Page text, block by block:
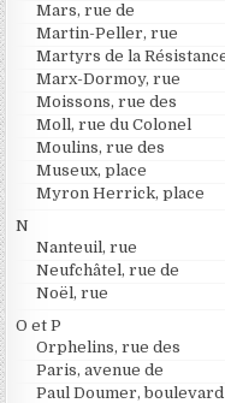
Mars, rue de
Martin-Peller, rue
Martyrs de la
Marx-Dormoy, rue
Moissons, rue des
Moll, rue du Colonel
Moulins, rue des
Museux, place
Myron Herrick, place
N
Nanteuil, rue
Neufchâtel, rue de
Noël, rue
O et P
Orphelins, rue des
Paris, avenue de
Paul Doumer, boulevard